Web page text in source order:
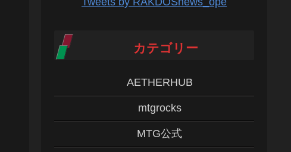
カテゴリー
AETHERHUB
mtgrocks
MTG公式